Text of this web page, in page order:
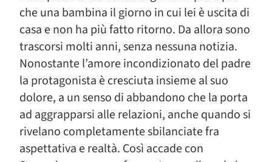
che una bambina il giorno in cui lei è uscita di
casa e non ha più fatto ritorno. Da allora sono
trascorsi molti anni, senza nessuna notizia.
Nonostante l’amore incondizionato del padre
la protagonista è cresciuta insieme al suo
dolore, a un senso di abbandono che la porta
ad aggrapparsi alle relazioni, anche quando si
rivelano completamente sbilanciate fra
aspettativa e realtà. Così accade con